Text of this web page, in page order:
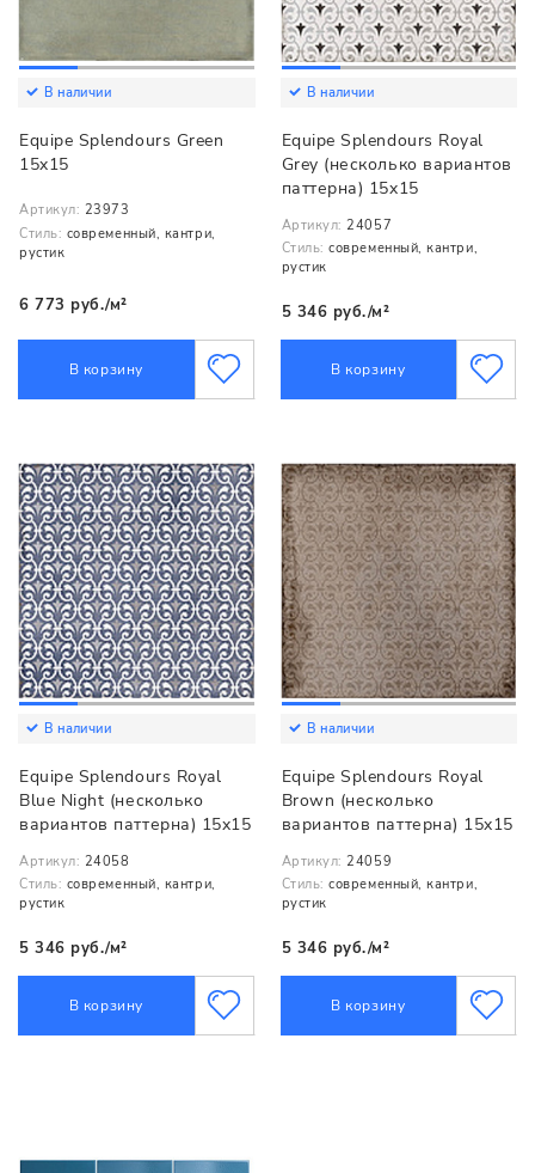
В наличии
Equipe Splendours Green
15x15
Артикул: 23973
Стиль: современный, кантри,
рустик
6 773 руб./м²
В корзину
В наличии
Equipe Splendours Royal
Grey (несколько вариантов
паттерна) 15x15
Артикул: 24057
Стиль: современный, кантри,
рустик
5 346 руб./м²
В корзину
В наличии
Equipe Splendours Royal
Blue Night (несколько
вариантов паттерна) 15x15
Артикул: 24058
Стиль: современный, кантри,
рустик
5 346 руб./м²
В корзину
В наличии
Equipe Splendours Royal
Brown (несколько
вариантов паттерна) 15x15
Артикул: 24059
Стиль: современный, кантри,
рустик
5 346 руб./м²
В корзину